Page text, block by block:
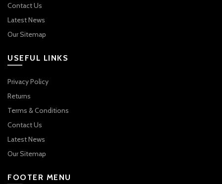
Contact Us
Latest News
Our Sitemap
USEFUL LINKS
Privacy Policy
Returns
Terms & Conditions
Contact Us
Latest News
Our Sitemap
FOOTER MENU